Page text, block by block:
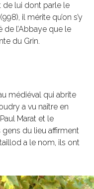
de lui dont parle le
il mérite qu’on s’y
de l’Abbaye que le
du Grin.
médiéval qui abrite
a vu naître en
Marat et le
du lieu affirment
a le nom, ils ont